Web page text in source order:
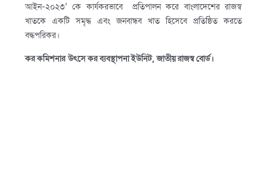
আইন-২০২৩’ কে কার্যকরভাবে প্রতিপালন করে বাংলাদেশের রাজস্ব
খাতকে একটি সমৃদ্ধ এবং জনবান্ধব খাত হিসেবে প্রতিষ্ঠিত করতে
বদ্ধপরিকর।
কর কমিশনার উৎসে কর ব্যবস্থাপনা ইউনিট, জাতীয় রাজস্ব বোর্ড।